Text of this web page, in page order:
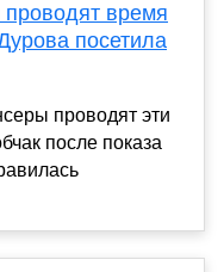
время
посетила
проводят эти
после показа